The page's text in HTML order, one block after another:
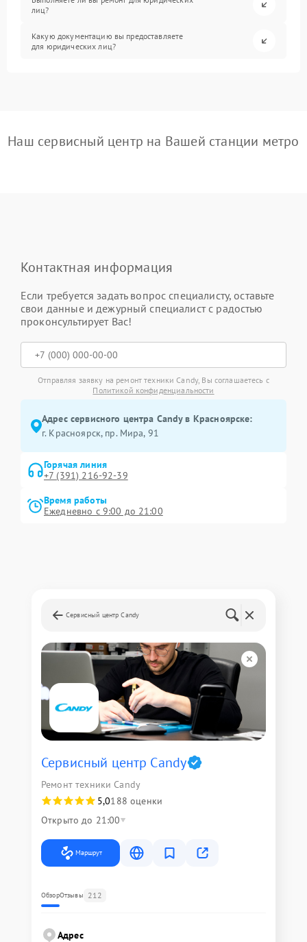
лиц?
Какую документацию вы предоставляете
для юридических лиц?
Наш сервисный центр на Вашей станции метро
Контактная информация
Если требуется задать вопрос специалисту, оставьте
свои данные и дежурный специалист с радостью
проконсультирует Вас!
Отправляя заявку на ремонт техники Candy, Вы соглашаетесь с
Политикой конфиденциальности
Адрес сервисного центра Candy в Красноярске:
г. Красноярск, ​пр. Мира, 91
Горячая линия
+7 (391) 216-92-39
Время работы
Ежедневно с 9:00 до 21:00
Сервисный центр Candy
Сервисный центр Candy
Ремонт техники Candy
5,0188 оценки
Открыто до 21:00
Маршрут
ОбзорОтзывы 212
Адрес